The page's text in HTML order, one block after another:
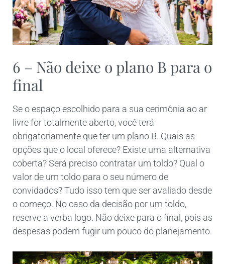
6 – Não deixe o plano B para o
final
Se o espaço escolhido para a sua cerimônia ao ar
livre for totalmente aberto, você terá
obrigatoriamente que ter um plano B. Quais as
opções que o local oferece? Existe uma alternativa
coberta? Será preciso contratar um toldo? Qual o
valor de um toldo para o seu número de
convidados? Tudo isso tem que ser avaliado desde
o começo. No caso da decisão por um toldo,
reserve a verba logo. Não deixe para o final, pois as
despesas podem fugir um pouco do planejamento.